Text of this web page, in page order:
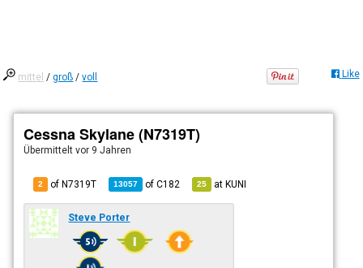
mittel /groß /voll Like
Cessna Skylane (N7319T)
Übermitteltvor 9 Jahren
2 of N7319T 13057 ofC182 25 atKUNI
Steve Porter